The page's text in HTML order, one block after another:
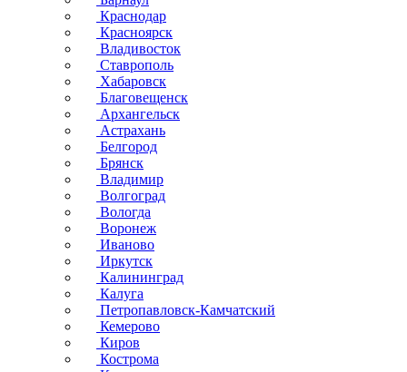
Краснодар
Красноярск
Владивосток
Ставрополь
Хабаровск
Благовещенск
Архангельск
Астрахань
Белгород
Брянск
Владимир
Волгоград
Вологда
Воронеж
Иваново
Иркутск
Калининград
Калуга
Петропавловск-Камчатский
Кемерово
Киров
Кострома